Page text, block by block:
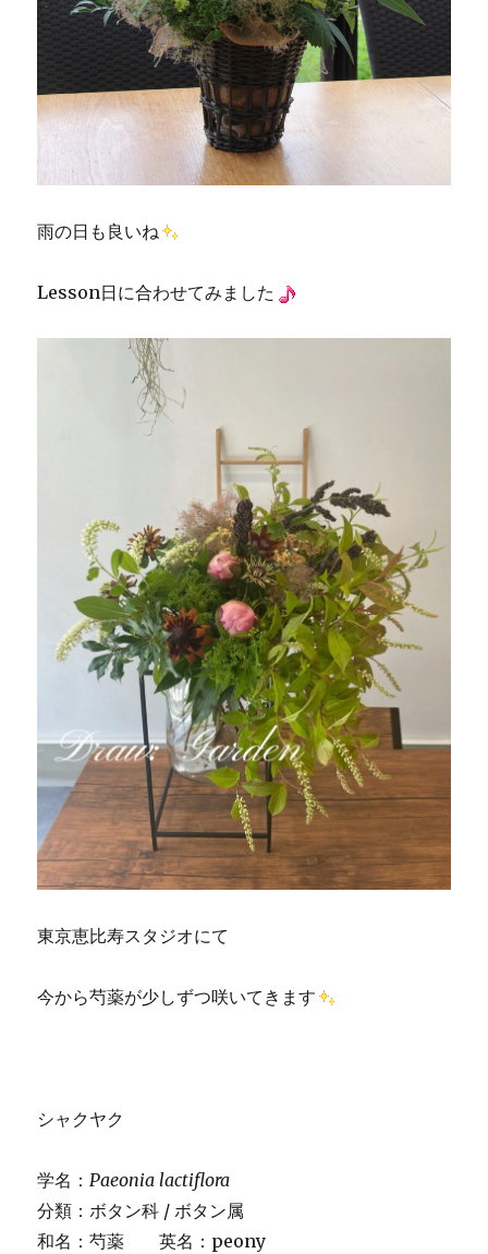
雨の日も良いね
Lesson日に合わせてみました
東京恵比寿スタジオにて
今から芍薬が少しずつ咲いてきます
シャクヤク
学名：Paeonia lactiflora
分類：ボタン科 / ボタン属
和名：芍薬 英名：peony